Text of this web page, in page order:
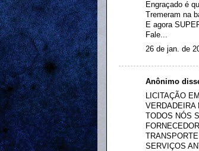
Engraçado é
Tremeram na
E agora
Fale...
26 de jan. de
Anônimo
LICITAÇÃO
VERDADEIRA
TODOS NÓS
SERVIÇOS